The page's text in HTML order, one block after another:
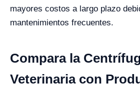
mayores costos a largo plazo
mantenimientos frecuentes.
Compara la
Veterinaria con